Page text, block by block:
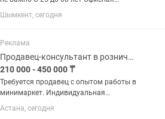
работа
Шымкент, сегодня
Реклама
Продавец-консультант в розничном магазине
210 000 - 450 000 ₸
Требуется продавец с опытом работы в
минимаркет. Индивидуальная
материальная ответственность.
Каждый продавец отвечает только за
Астана, сегодня